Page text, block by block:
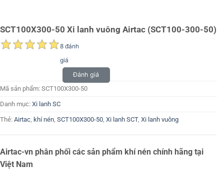
SCT100X300-50 Xi lanh vuông Airtac (SCT100-300-50)
8 đánh
giá
Đánh giá
Mã sản phẩm: SCT100X300-50
Danh mục: Xi lanh SC
Thẻ: Airtac, khí nén, SCT100X300-50, Xi lanh SCT, Xi lanh vuông
Airtac-vn phân phối các sản phẩm khí nén chính hãng tại
Việt Nam